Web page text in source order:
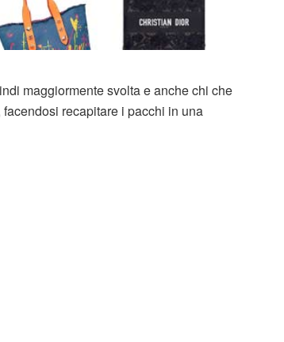
maggiormente svolta e anche chi che
recapitare i pacchi in una